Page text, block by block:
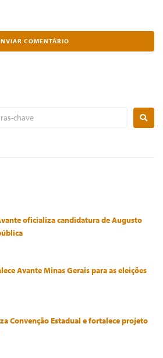
oficializa candidatura de Augusto
Avante Minas Gerais para as eleições
Convenção Estadual e fortalece projeto